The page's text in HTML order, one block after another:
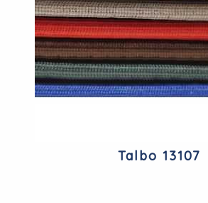
Talbo 13107